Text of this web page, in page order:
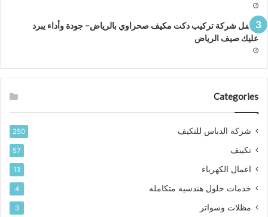
افضل شركة تركيب دكت مكيف صحراوي بالرياض– جودة وأداء يبرد
عليك صيف الرياض
Categories
شركة الدباس للتكيف 250
تكييف 57
اعمال الكهرباء 13
خدمات حلول هندسيه متكامله 4
مظلات وسواتر 3